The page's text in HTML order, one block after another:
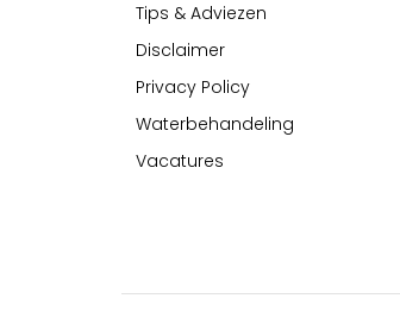
Tips & Adviezen
Disclaimer
Privacy Policy
Waterbehandeling
Vacatures